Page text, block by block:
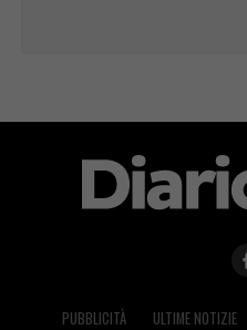
PUBBLICITÀ ULTIME NOTIZIE